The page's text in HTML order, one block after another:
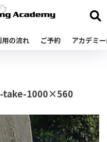
用の流れ ご予約 アカデミ
take-1000×560